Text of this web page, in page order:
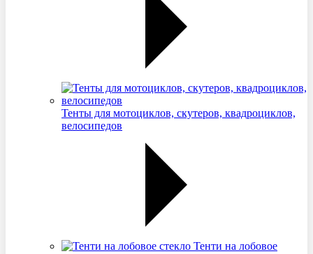
Тенты для мотоциклов, скутеров, квадроциклов,
велосипедов
Тенти на лобовое